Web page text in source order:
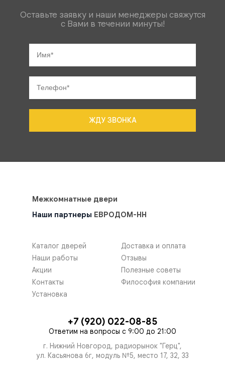
Оставьте заявку и наши менеджеры свяжутся
с Вами в течении минуты!
ЖДУ ЗВОНКА
Межкомнатные двери
Наши партнеры ЕВРОДОМ-НН
Каталог дверей
Наши работы
Акции
Контакты
Установка
Доставка и оплата
Отзывы
Полезные советы
Философия компании
+7 (920) 022-08-85
Ответим на вопросы с 9:00 до 21:00
г. Нижний Новгород, радиорынок "Герц",
ул. Касьянова 6г, модуль №5, место 17, 32, 33